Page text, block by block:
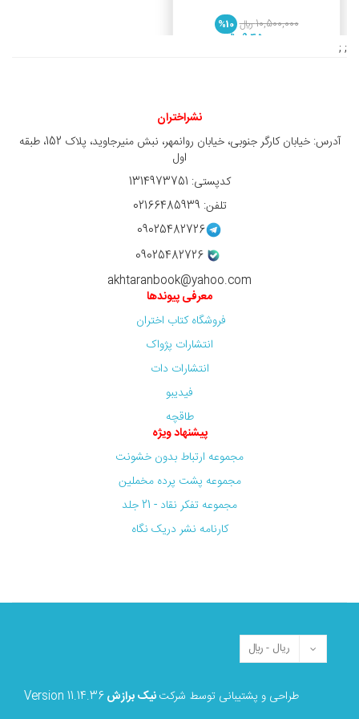
10,500,000 ريال
%10
9,450,000 ريال
; ;
نشراختران
آدرس: خیابان کارگر جنوبی، خیابان روانمهر، نبش منیرجاوید، پلاک 152، طبقه
اول
کدپستی: 1314973751
تلفن: 02166485939
09025482726
09025482726
akhtaranbook@yahoo.com
معرفی پیوندها
فروشگاه کتاب اختران
انتشارات پژواک
انتشارات دات
فیدیبو
طاقچه
پیشنهاد ویژه
مجموعه ارتباط بدون خشونت
مجموعه پشت پرده مخملین
مجموعه تفکر نقاد - 21 جلد
کارنامه نشر دریک نگاه
طراحی و پشتیبانی توسط شرکتنیک برازشVersion 11.14.36